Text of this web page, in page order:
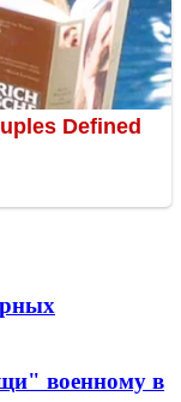
военному в